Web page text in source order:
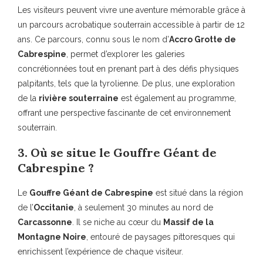
Les visiteurs peuvent vivre une aventure mémorable grâce à
un parcours acrobatique souterrain accessible à partir de 12
ans. Ce parcours, connu sous le nom d’Accro Grotte de
Cabrespine , permet d’explorer les galeries
concrétionnées tout en prenant part à des défis physiques
palpitants, tels que la tyrolienne. De plus, une exploration
de la rivière souterraine est également au programme,
offrant une perspective fascinante de cet environnement
souterrain.
3. Où se situe le Gouffre Géant de
Cabrespine ?
Le Gouffre Géant de Cabrespine est situé dans la région
de l’Occitanie , à seulement 30 minutes au nord de
Carcassonne . Il se niche au cœur du Massif de la
Montagne Noire , entouré de paysages pittoresques qui
enrichissent l’expérience de chaque visiteur.